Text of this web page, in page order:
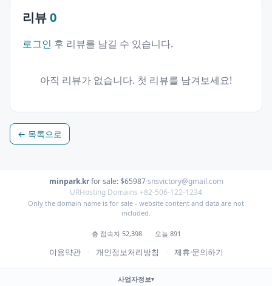
리뷰0
로그인 후 리뷰를 남길 수 있습니다.
아직 리뷰가 없습니다. 첫 리뷰를 남겨보세요!
← 목록으로
minpark.kr·for sale: $65987·snsvictory@gmail.com
URHosting Domains +82-506-122-1234
Only the domain name is for sale - website content and data are not
included.
총 접속자 52,398 · 오늘 891
이용약관 · 개인정보처리방침 · 제휴·문의하기
사업자정보